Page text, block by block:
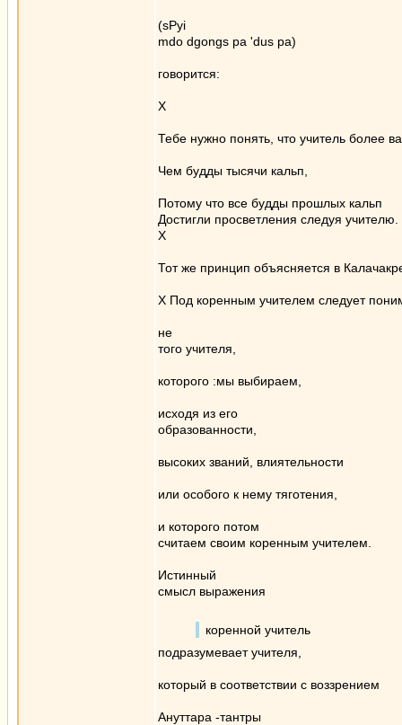
(sPyi
mdo dgongs ра 'dus ра)
говорится:
Х
Тебе нужно понять, что учитель более
Чем будды тысячи кальп,
Потому что все будды прошлых кальп
Достигли проcветления следуя учителю.
Х
Тот же принцип объясняется в
Х Под коренным учителем следует
не
того учителя,
которого :мы выбираем,
исходя из его
образованности,
высоких званий, влиятельности
или особого к нему тяготения,
и которого потом
считаем своим коренным учителем.
Истинный
смысл выражения
коренной учитель
подразумевает учителя,
который в соответствии с воззрением
Ануттара -тантры